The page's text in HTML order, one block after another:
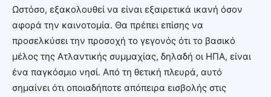
Ωστόσο, εξακολουθεί να είναι εξαιρετικά ικανή όσον
αφορά την καινοτομία. Θα πρέπει επίσης να
προσελκύσει την προσοχή το γεγονός ότι το βασικό
μέλος της Ατλαντικής συμμαχίας, δηλαδή οι ΗΠΑ, είναι
ένα παγκόσμιο νησί. Από τη θετική πλευρά, αυτό
σημαίνει ότι οποιαδήποτε απόπειρα εισβολής στις